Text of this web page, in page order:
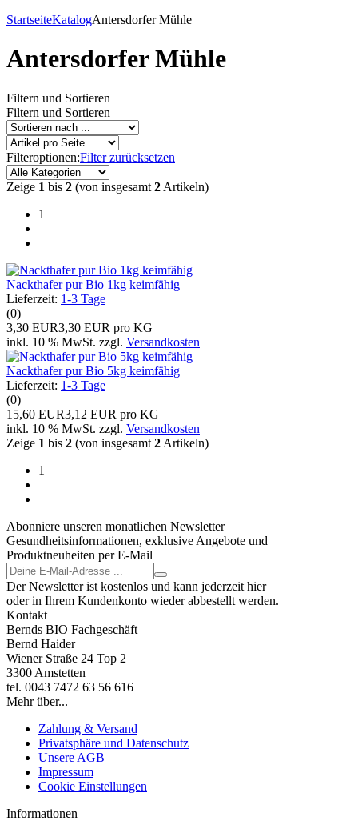
StartseiteKatalogAntersdorfer Mühle
Antersdorfer Mühle
Filtern und Sortieren
Filtern und Sortieren
Filteroptionen:Filter zurücksetzen
Zeige 1 bis 2 (von insgesamt 2 Artikeln)
1
Nackthafer pur Bio 1kg keimfähig
Lieferzeit: 1-3 Tage
(0)
3,30 EUR3,30 EUR pro KG
inkl. 10 % MwSt. zzgl. Versandkosten
Nackthafer pur Bio 5kg keimfähig
Lieferzeit: 1-3 Tage
(0)
15,60 EUR3,12 EUR pro KG
inkl. 10 % MwSt. zzgl. Versandkosten
Zeige 1 bis 2 (von insgesamt 2 Artikeln)
1
Abonniere unseren monatlichen Newsletter
Gesundheitsinformationen, exklusive Angebote und
Produktneuheiten per E-Mail
Der Newsletter ist kostenlos und kann jederzeit hier
oder in Ihrem Kundenkonto wieder abbestellt werden.
Kontakt
Bernds BIO Fachgeschäft
Bernd Haider
Wiener Straße 24 Top 2
3300 Amstetten
tel. 0043 7472 63 56 616
Mehr über...
Zahlung & Versand
Privatsphäre und Datenschutz
Unsere AGB
Impressum
Cookie Einstellungen
Informationen